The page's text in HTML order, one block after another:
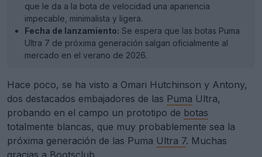
que le da a la bota de velocidad una apariencia
impecable, minimalista y ligera.
Fecha de lanzamiento: Se espera que las botas Puma
Ultra 7 de próxima generación salgan oficialmente al
mercado en el verano de 2026.
Hace poco, se ha visto a Omari Hutchinson y Antony,
dos destacados embajadores de las Puma Ultra,
probando en el campo un prototipo de botas
totalmente blancas, que muy probablemente sea la
próxima generación de las Puma Ultra 7. Muchas
gracias a Bootsclub .